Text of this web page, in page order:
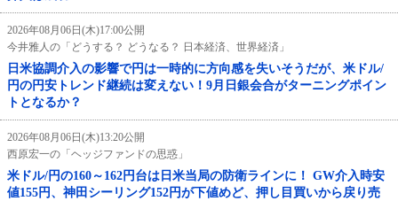
2026年08月06日(木)17:00公開
今井雅人の「どうする？ どうなる？ 日本経済、世界経済」
日米協調介入の影響で円は一時的に方向感を失いそうだが、米ドル/
円の円安トレンド継続は変えない！9月日銀会合がターニングポイン
トとなるか？
2026年08月06日(木)13:20公開
西原宏一の「ヘッジファンドの思惑」
米ドル/円の160～162円台は日米当局の防衛ラインに！ GW介入時安
値155円、神田シーリング152円が下値めど、押し目買いから戻り売